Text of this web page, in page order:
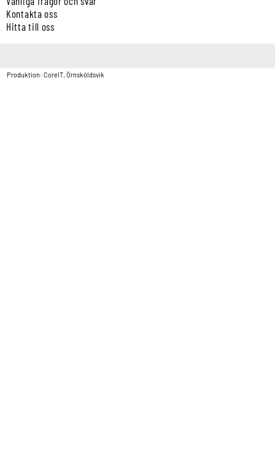
Kontakta oss
Hitta till oss
Produktion: CoreIT, Örnsköldsvik